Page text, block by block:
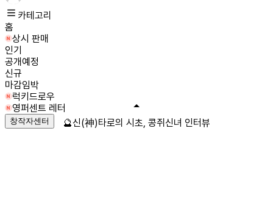
카테고리
홈
상시 판매
인기
공개예정
신규
마감임박
럭키드로우
영퍼센트 레터
창작자센터 🔮신(神)타로의 시초, 콩쥐신녀 인터뷰